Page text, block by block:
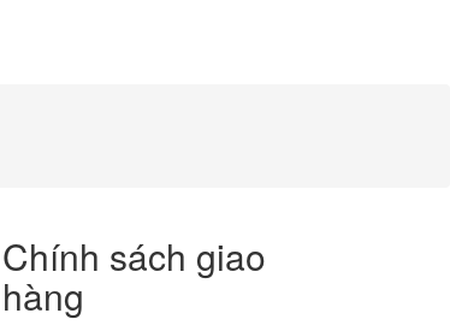
Chính sách giao
hàng